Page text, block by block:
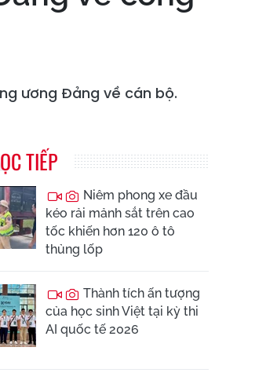
ương Đảng về cán bộ.
TIẾP
Niêm phong xe đầu
kéo rải mảnh sắt trên cao
tốc khiến hơn 120 ô tô
thủng lốp
Thành tích ấn tượng
của học sinh Việt tại kỳ thi
AI quốc tế 2026